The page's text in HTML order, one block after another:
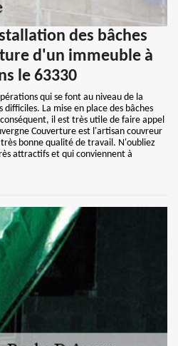
des bâches
d'un immeuble à
le 63330
qui se font au niveau de la
La mise en place des bâches
il est très utile de faire appel
Couverture est l'artisan couvreur
bonne qualité de travail. N'oubliez
attractifs et qui conviennent à